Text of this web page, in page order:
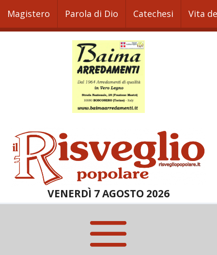
Magistero Parola di Dio Catechesi Vita
VENERDÌ 7 AGOSTO 2026